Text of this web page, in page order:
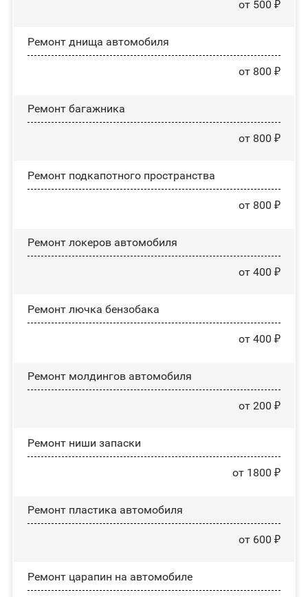
от 500 ₽
Ремонт днища автомобиля
от 800 ₽
Ремонт багажника
от 800 ₽
Ремонт подкапотного пространства
от 800 ₽
Ремонт лoĸepoв автомобиля
от 400 ₽
Ремонт лючка бензобака
от 400 ₽
Ремонт молдингов автомобиля
от 200 ₽
Ремонт ниши запаски
от 1800 ₽
Ремонт пластика автомобиля
от 600 ₽
Ремонт царапин на автомобиле